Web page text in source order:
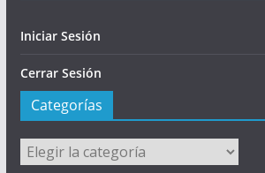
Iniciar Sesión
Cerrar Sesión
Categorías
Categorías